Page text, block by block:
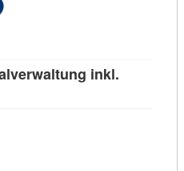
inkl.